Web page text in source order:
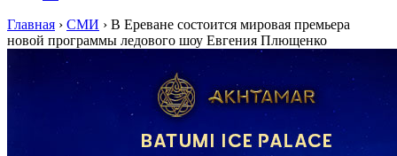
Главная › СМИ › В Ереване состоится мировая премьера
новой программы ледового шоу Евгения Плющенко